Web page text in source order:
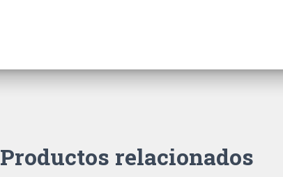
Productos relacionados